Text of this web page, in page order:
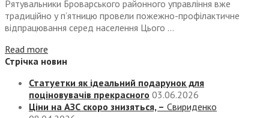
Рятувальники Броварського районного управління вже
традиційно у п’ятницю провели пожежно-профілактичне
відпрацювання серед населення Цього ...
Read more
Стрічка новин
Статуетки як ідеальний подарунок для
поціновувачів прекрасного 03.06.2026
Ціни на АЗС скоро знизяться, – Свириденко